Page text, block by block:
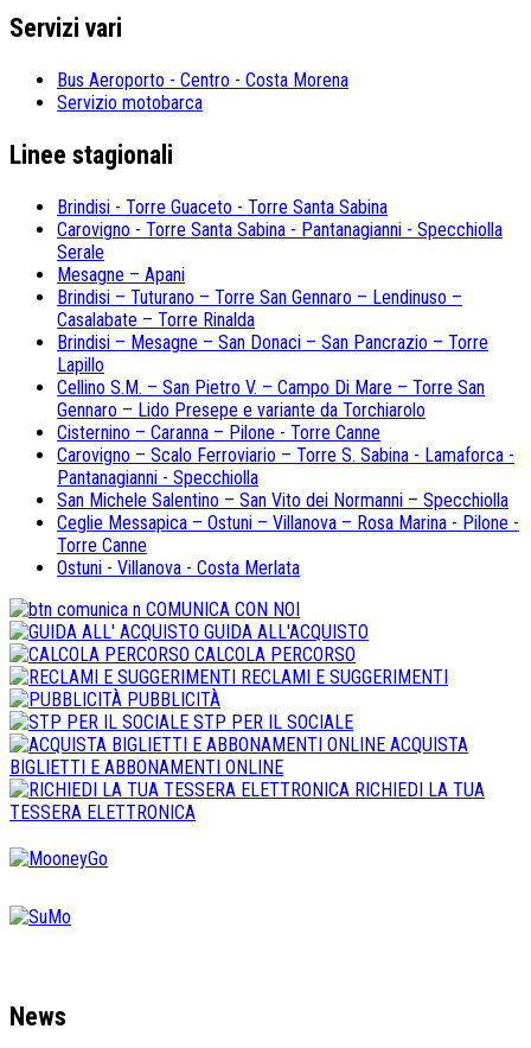
Servizi vari
Bus Aeroporto - Centro - Costa Morena
Servizio motobarca
Linee stagionali
Brindisi - Torre Guaceto - Torre Santa Sabina
Carovigno - Torre Santa Sabina - Pantanagianni - Specchiolla
Serale
Mesagne – Apani
Brindisi – Tuturano – Torre San Gennaro – Lendinuso –
Casalabate – Torre Rinalda
Brindisi – Mesagne – San Donaci – San Pancrazio – Torre
Lapillo
Cellino S.M. – San Pietro V. – Campo Di Mare – Torre San
Gennaro – Lido Presepe e variante da Torchiarolo
Cisternino – Caranna – Pilone - Torre Canne
Carovigno – Scalo Ferroviario – Torre S. Sabina - Lamaforca -
Pantanagianni - Specchiolla
San Michele Salentino – San Vito dei Normanni – Specchiolla
Ceglie Messapica – Ostuni – Villanova – Rosa Marina - Pilone -
Torre Canne
Ostuni - Villanova - Costa Merlata
COMUNICA CON NOI
GUIDA ALL'ACQUISTO
CALCOLA PERCORSO
RECLAMI E SUGGERIMENTI
PUBBLICITÀ
STP PER IL SOCIALE
ACQUISTA
BIGLIETTI E ABBONAMENTI ONLINE
RICHIEDI LA TUA
TESSERA ELETTRONICA
News